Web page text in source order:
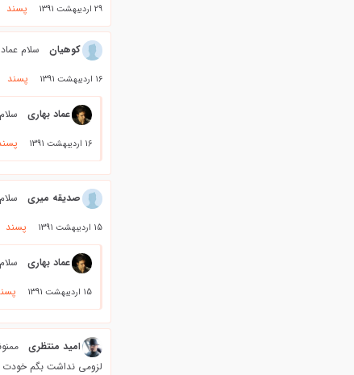
29 اردیبهشت 1391 پسند
كوهيان سلام
16 اردیبهشت 1391 پسند
عماد بهاری
16 اردیبهشت 1391
صدیقه میری
15 اردیبهشت 1391 پسند
عماد بهاری
15 اردیبهشت 1391
امید منتظری
لزومی نداشت بگم خودت